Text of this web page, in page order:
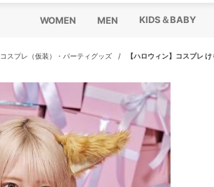
WOMEN MEN KIDS＆BABY
コスプレ（仮装）・パーティグッズ / 【ハロウィン】コスプレ